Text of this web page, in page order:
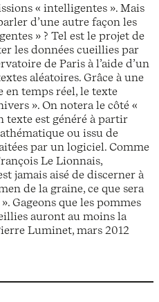
« intelligentes ». Mais
d’une autre façon les
» ? Tel est le projet de
les données cueillies par
de Paris à l’aide d’un
aléatoires. Grâce à une
en temps réel, le texte
». On notera le côté «
texte est généré à partir
ou issu de
par un logiciel. Comme
Le Lionnais,
jamais aisé de discerner à
de la graine, ce que sera
Gageons que les pommes
auront au moins la
Luminet, mars 2012